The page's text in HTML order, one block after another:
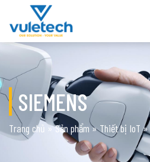
SIEMENS
Trang chủ »Sản phẩm»Thiết bị IoT»